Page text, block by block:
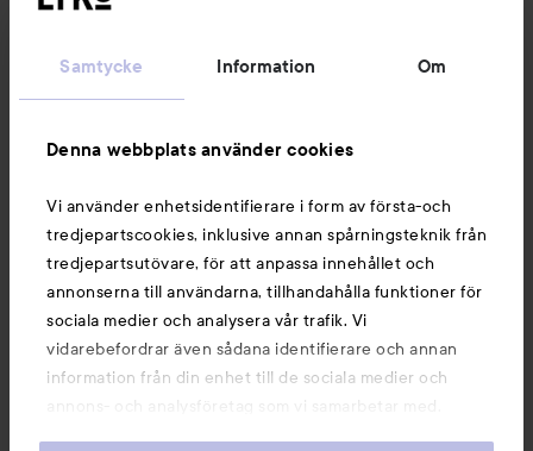
Samtycke Information Om
Denna webbplats använder cookies
Vi använder enhetsidentifierare i form av första-och
tredjepartscookies, inklusive annan spårningsteknik från
tredjepartsutövare, för att anpassa innehållet och
annonserna till användarna, tillhandahålla funktioner för
sociala medier och analysera vår trafik. Vi
vidarebefordrar även sådana identifierare och annan
information från din enhet till de sociala medier och
annons- och analysföretag som vi samarbetar med.
Du kanske också gillar